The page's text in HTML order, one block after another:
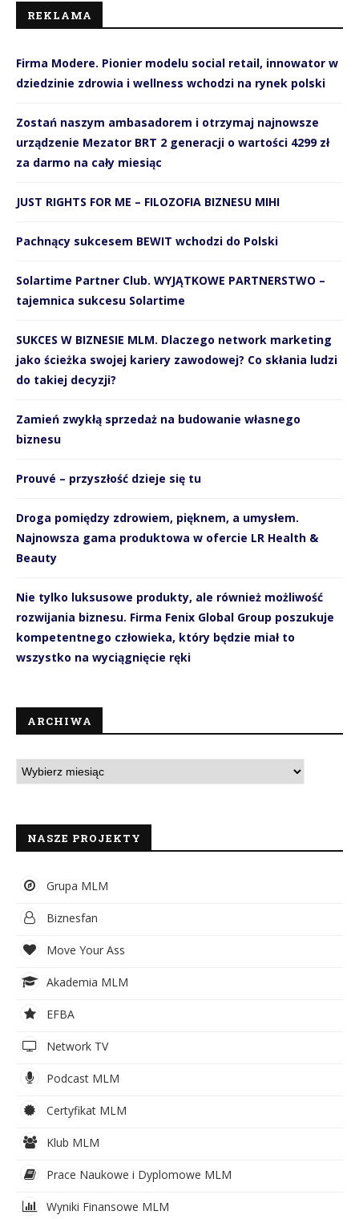
REKLAMA
Firma Modere. Pionier modelu social retail, innowator w
dziedzinie zdrowia i wellness wchodzi na rynek polski
Zostań naszym ambasadorem i otrzymaj najnowsze
urządzenie Mezator BRT 2 generacji o wartości 4299 zł
za darmo na cały miesiąc
JUST RIGHTS FOR ME – FILOZOFIA BIZNESU MIHI
Pachnący sukcesem BEWIT wchodzi do Polski
Solartime Partner Club. WYJĄTKOWE PARTNERSTWO –
tajemnica sukcesu Solartime
SUKCES W BIZNESIE MLM. Dlaczego network marketing
jako ścieżka swojej kariery zawodowej? Co skłania ludzi
do takiej decyzji?
Zamień zwykłą sprzedaż na budowanie własnego
biznesu
Prouvé – przyszłość dzieje się tu
Droga pomiędzy zdrowiem, pięknem, a umysłem.
Najnowsza gama produktowa w ofercie LR Health &
Beauty
Nie tylko luksusowe produkty, ale również możliwość
rozwijania biznesu. Firma Fenix Global Group poszukuje
kompetentnego człowieka, który będzie miał to
wszystko na wyciągnięcie ręki
ARCHIWA
NASZE PROJEKTY
Grupa MLM
Biznesfan
Move Your Ass
Akademia MLM
EFBA
Network TV
Podcast MLM
Certyfikat MLM
Klub MLM
Prace Naukowe i Dyplomowe MLM
Wyniki Finansowe MLM